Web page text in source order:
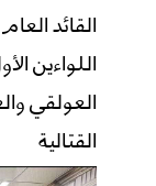
القائد
اللواءين
العولقي
القتالية